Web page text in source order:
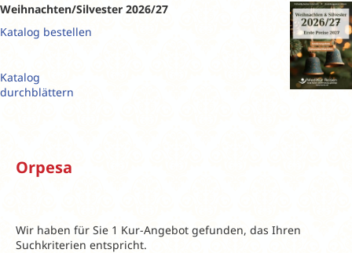
Weihnachten/Silvester 2026/27
Katalog bestellen
Katalog
durchblättern
Orpesa
Wir haben für Sie 1 Kur-Angebot gefunden, das Ihren
Suchkriterien entspricht.